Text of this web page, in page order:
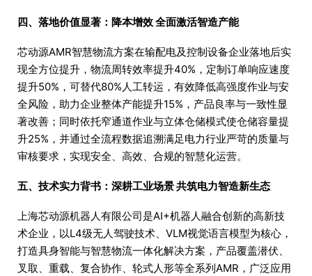
四、落地价值显著：降本增效 全面激活智造产能
芯动源AMR智慧物流方案在输配电及控制设备企业落地后实
现全方位提升，物流周转效率提升40%，定制订单响应速度
提升50%，可替代80%人工转运，有效降低高强度作业与安
全风险，助力企业整体产能提升15%，产品良率与一致性显
著改善；同时依托窄通道作业与立体仓储模式使仓储容量提
升25%，并通过全流程数据追溯满足电力行业严苛的质量与
审核要求，实现安全、高效、合规的智慧化运营。
五、技术实力背书：深耕工业场景 共筑电力智造新生态
上海芯动源机器人有限公司是AI+机器人融合创新的高新技
术企业，以L4级无人驾驶技术、VLM视觉语言模型为核心，
打造具身智能与智慧物流一体化解决方案，产品覆盖潜伏、
叉取、重载、复合协作、轮式人形等全系列AMR，广泛应用